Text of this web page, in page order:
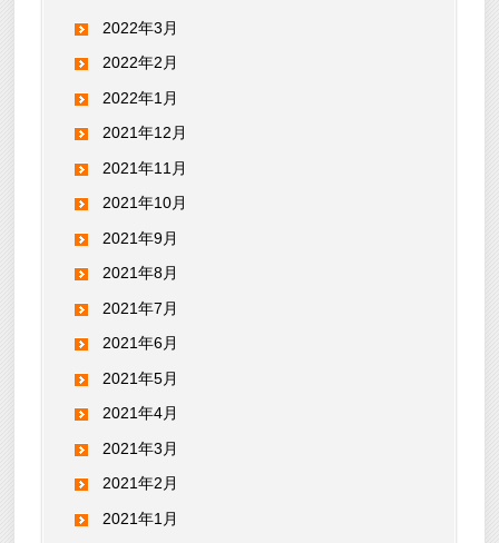
2022年3月
2022年2月
2022年1月
2021年12月
2021年11月
2021年10月
2021年9月
2021年8月
2021年7月
2021年6月
2021年5月
2021年4月
2021年3月
2021年2月
2021年1月